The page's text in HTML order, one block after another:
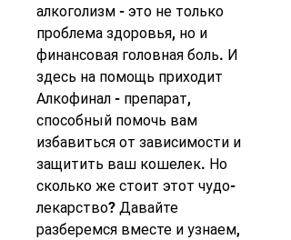
алкоголизм - это не только
проблема здоровья, но и
финансовая головная боль. И
здесь на помощь приходит
Алкофинал - препарат,
способный помочь вам
избавиться от зависимости и
защитить ваш кошелек. Но
сколько же стоит этот чудо-
лекарство? Давайте
разберемся вместе и узнаем,